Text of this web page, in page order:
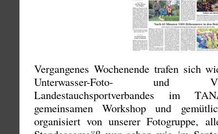
Vergangenes Wochenende trafen sich
Unterwasser-Foto- und
Landestauchsportverbandes im
gemeinsamen Workshop und
organisiert von unserer Fotogruppe,